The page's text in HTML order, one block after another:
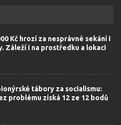
Kč hrozí za nesprávné sekání i
Záleží i na prostředku a lokaci
tábory za socialismu:
problému získá 12 ze 12 bodů